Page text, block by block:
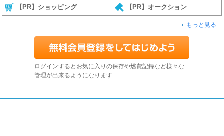
【PR】ショッピング 【PR】オークション
もっと見る
ログインするとお気に入りの保存や燃費記録など様々な
管理が出来るようになります